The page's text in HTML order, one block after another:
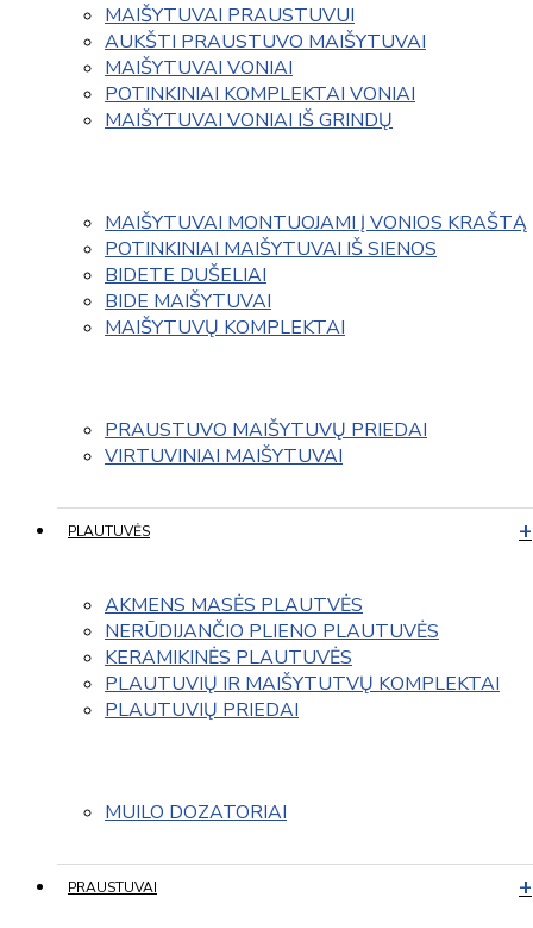
MAIŠYTUVAI PRAUSTUVUI
AUKŠTI PRAUSTUVO MAIŠYTUVAI
MAIŠYTUVAI VONIAI
POTINKINIAI KOMPLEKTAI VONIAI
MAIŠYTUVAI VONIAI IŠ GRINDŲ
MAIŠYTUVAI MONTUOJAMI Į VONIOS KRAŠTĄ
POTINKINIAI MAIŠYTUVAI IŠ SIENOS
BIDETE DUŠELIAI
BIDE MAIŠYTUVAI
MAIŠYTUVŲ KOMPLEKTAI
PRAUSTUVO MAIŠYTUVŲ PRIEDAI
VIRTUVINIAI MAIŠYTUVAI
PLAUTUVĖS
AKMENS MASĖS PLAUTVĖS
NERŪDIJANČIO PLIENO PLAUTUVĖS
KERAMIKINĖS PLAUTUVĖS
PLAUTUVIŲ IR MAIŠYTUTVŲ KOMPLEKTAI
PLAUTUVIŲ PRIEDAI
MUILO DOZATORIAI
PRAUSTUVAI